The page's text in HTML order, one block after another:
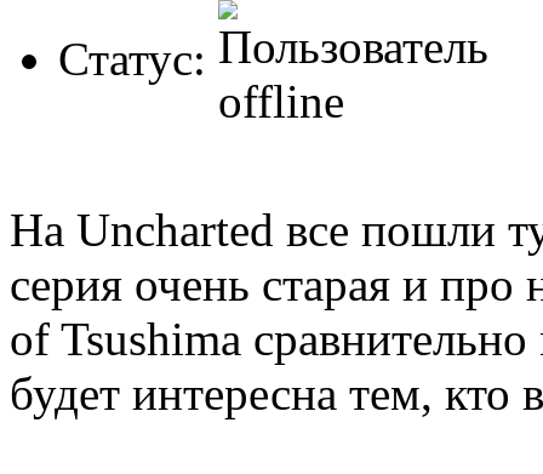
Статус:
На Uncharted все пошли
серия очень старая и
of Tsushima
будет интересна тем, кто